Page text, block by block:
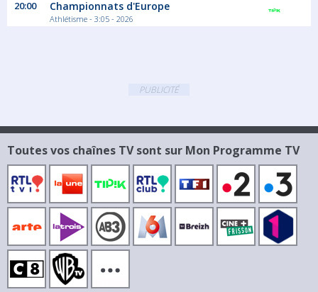
20:00 Championnats d'Europe
Athlétisme - 3:05 - 2026
PUBLICITÉ
Toutes vos chaînes TV sont sur Mon Programme TV